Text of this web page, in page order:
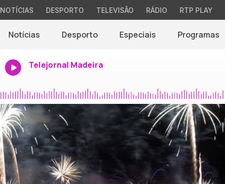
NOTÍCIAS DESPORTO TELEVISÃO RÁDIO RTP PLAY
Notícias Desporto Especiais Programas
Telejornal Madeira